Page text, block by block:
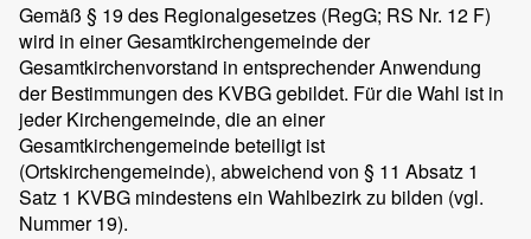
Gemäß § 19 des Regionalgesetzes (RegG; RS Nr. 12 F)
wird in einer Gesamtkirchengemeinde der
Gesamtkirchenvorstand in entsprechender Anwendung
der Bestimmungen des KVBG gebildet. Für die Wahl ist in
jeder Kirchengemeinde, die an einer
Gesamtkirchengemeinde beteiligt ist
(Ortskirchengemeinde), abweichend von § 11 Absatz 1
Satz 1 KVBG mindestens ein Wahlbezirk zu bilden (vgl.
Nummer 19).